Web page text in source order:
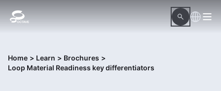
Home > Learn > Brochures >
Loop Material Readiness key differentiators